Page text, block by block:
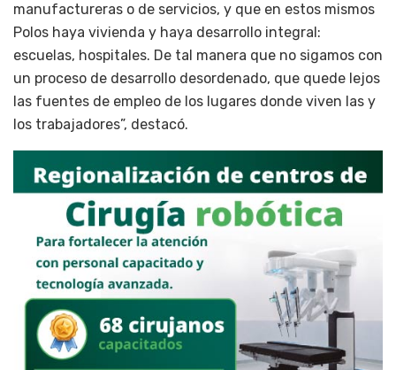
manufactureras o de servicios, y que en estos mismos
Polos haya vivienda y haya desarrollo integral:
escuelas, hospitales. De tal manera que no sigamos con
un proceso de desarrollo desordenado, que quede lejos
las fuentes de empleo de los lugares donde viven las y
los trabajadores”, destacó.